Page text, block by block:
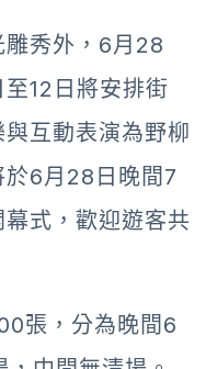
雕秀外，6月28
12日將安排街
互動表演為野柳
於6月28日晚間7
式，歡迎遊客共
張，分為晚間6